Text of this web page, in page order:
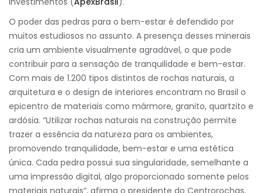
O poder das pedras para o bem-estar é defendido por
muitos estudiosos no assunto. A presença desses minerais
cria um ambiente visualmente agradável, o que pode
contribuir para a sensação de tranquilidade e bem-estar.
Com mais de 1.200 tipos distintos de rochas naturais, a
arquitetura e o design de interiores encontram no Brasil o
epicentro de materiais como mármore, granito, quartzito e
ardósia. “Utilizar rochas naturais na construção permite
trazer a essência da natureza para os ambientes,
promovendo tranquilidade, bem-estar e uma estética
única. Cada pedra possui sua singularidade, semelhante a
uma impressão digital, algo proporcionado somente pelos